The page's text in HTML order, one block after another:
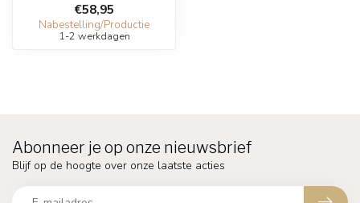
€58,95
Nabestelling/Productie
1-2 werkdagen
Abonneer je op onze nieuwsbrief
Blijf op de hoogte over onze laatste acties